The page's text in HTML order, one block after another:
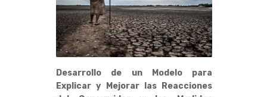
Desarrollo de un Modelo para
Explicar y Mejorar las Reacciones